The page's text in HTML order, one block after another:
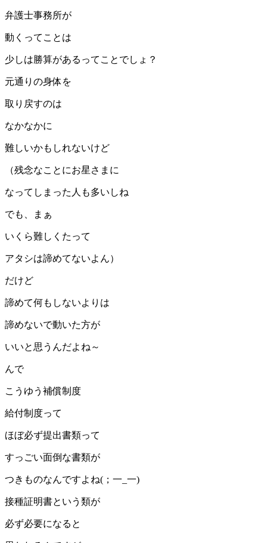
弁護士事務所が
動くってことは
少しは勝算があるってことでしょ？
元通りの身体を
取り戻すのは
なかなかに
難しいかもしれないけど
（残念なことにお星さまに
なってしまった人も多いしね
でも、まぁ
いくら難しくたって
アタシは諦めてないよん）
だけど
諦めて何もしないよりは
諦めないで動いた方が
いいと思うんだよね～
んで
こうゆう補償制度
給付制度って
ほぼ必ず提出書類って
すっごい面倒な書類が
つきものなんですよね(；一_一)
接種証明書という類が
必ず必要になると